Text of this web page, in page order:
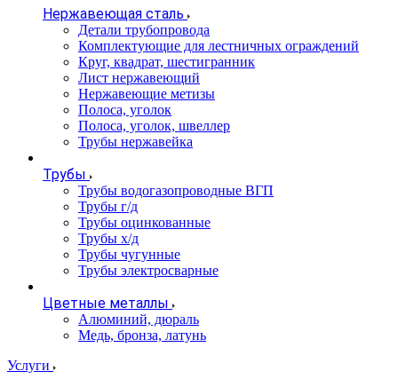
Нержавеющая сталь
Детали трубопровода
Комплектующие для лестничных ограждений
Круг, квадрат, шестигранник
Лист нержавеющий
Нержавеющие метизы
Полоса, уголок
Полоса, уголок, швеллер
Трубы нержавейка
Трубы
Трубы водогазопроводные ВГП
Трубы г/д
Трубы оцинкованные
Трубы х/д
Трубы чугунные
Трубы электросварные
Цветные металлы
Алюминий, дюраль
Медь, бронза, латунь
Услуги